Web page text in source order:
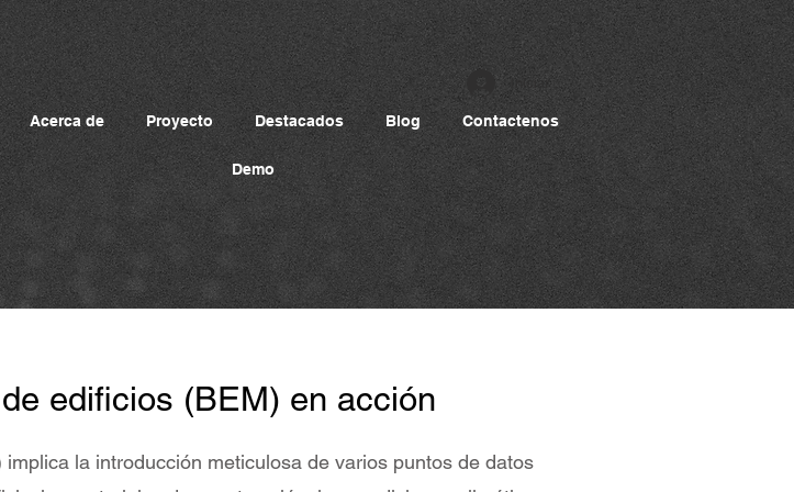
Acerca de Proyecto Destacados Blog Contactenos
Demo
Iniciar sesión
edificios (BEM) en acción
la introducción meticulosa de varios puntos de datos